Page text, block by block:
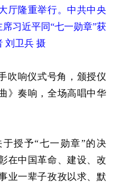
厅隆重举行。中共中央
习近平同“七一勋章”获
刘卫兵 摄
吹响仪式号角，颁授仪
》奏响，全场高唱中华
授予“七一勋章”的决
在中国革命、建设、改
业一辈子孜孜以求、默